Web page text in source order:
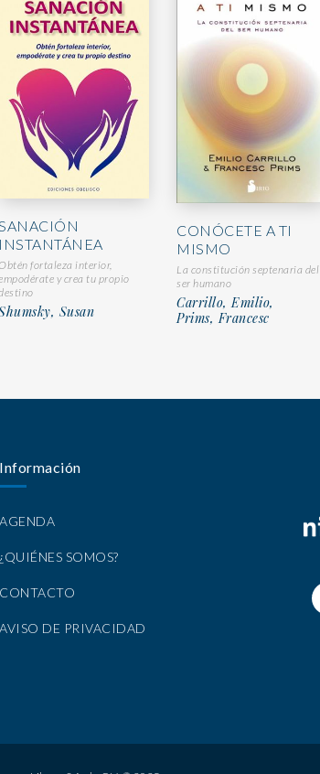
SANACIÓN
INSTANTÁNEA
Obtén fortaleza interior,
y crea tu propio
Susan
CONÓCETE A TI
MISMO
La constitución septenaria del
ser humano
Carrillo, Emilio,
Prims, Francesc
Información
AGENDA
¿QUIÉNES SOMOS?
CONTACTO
AVISO DE PRIVACIDAD